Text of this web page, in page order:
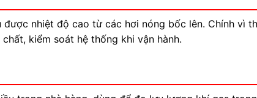
nhiệt độ cao từ các hơi nóng bốc lên. Chính vì
kiểm soát hệ thống khi vận hành.